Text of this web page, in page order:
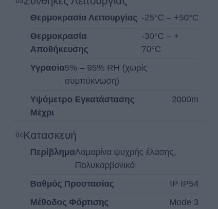
Θερμοκρασία Λεɩτουργίας -25°C – +50°C
Θερμοκρασία
Αποθήκευσης
-30°C – +
70°C
Υγρασία5% – 95% RH (χωρίς
συμπύκνωση)
Υψόμετρο Εγκατάστασης
Μέχρɩ
2000m
04Κατασκευή
ΠερίβλημαΛαμαρίνα ψυχρής έλασης,
Πολυκαρβονɩκό
Βαθμός Προστασίας
ΙΡ ΙΡ54
Μέθοδος Φόρτɩσης
Mode 3